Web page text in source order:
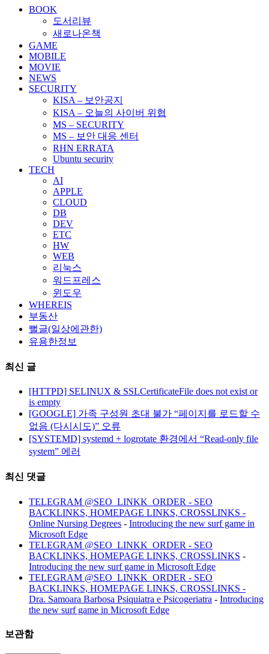
BOOK
도서리뷰
새로나온책
GAME
MOBILE
MOVIE
NEWS
SECURITY
KISA – 보안공지
KISA – 오늘의 사이버 위협
MS – SECURITY
MS – 보안 대응 센터
RHN ERRATA
Ubuntu security
TECH
AI
APPLE
CLOUD
DB
DEV
ETC
HW
WEB
리눅스
워드프레스
윈도우
WHEREIS
부동산
뻘글(일상에관한)
유용한정보
최신 글
[HTTPD] SELINUX & SSLCertificateFile does not exist or
is empty
[GOOGLE] 가족 구성원 초대 불가 “페이지를 로드할 수
없음 (다시시도)” 오류
[SYSTEMD] systemd + logrotate 환경에서 “Read-only file
system” 에러
최신 댓글
TELEGRAM @SEO_LINKK_ORDER - SEO
BACKLINKS, HOMEPAGE LINKS, CROSSLINKS -
Online Nursing Degrees - Introducing the new surf game in
Microsoft Edge
TELEGRAM @SEO_LINKK_ORDER - SEO
BACKLINKS, HOMEPAGE LINKS, CROSSLINKS -
Introducing the new surf game in Microsoft Edge
TELEGRAM @SEO_LINKK_ORDER - SEO
BACKLINKS, HOMEPAGE LINKS, CROSSLINKS -
Dra. Samoara Barbosa Psiquiatra e Psicogeriatra - Introducing
the new surf game in Microsoft Edge
보관함